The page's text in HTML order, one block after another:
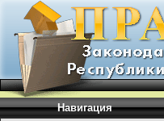
Навигация